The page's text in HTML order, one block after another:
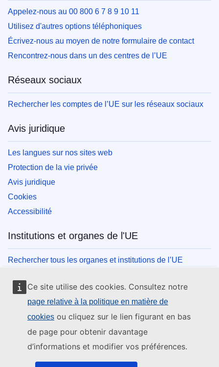
Ce site utilise des cookies. Consultez notre
page relative à la politique en matière de
cookies ou cliquez sur le lien figurant en bas
de page pour obtenir davantage
d’informations et modifier vos préférences.
Appelez-nous au 00 800 6 7 8 9 10 11
Utilisez d'autres options téléphoniques
Écrivez-nous au moyen de notre formulaire de contact
Rencontrez-nous dans un des centres de l’UE
Réseaux sociaux
Rechercher les comptes de l’UE sur les réseaux sociaux
Avis juridique
Les langues sur nos sites web
Protection de la vie privée
Avis juridique
Cookies
Accessibilité
Institutions et organes de l'UE
Rechercher tous les organes et institutions de l’UE